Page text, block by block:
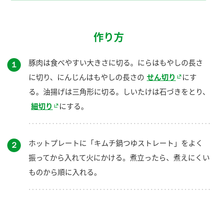
作り方
１
豚肉は食べやすい大きさに切る。にらはもやしの長さ
に切り、にんじんはもやしの長さの せん切り
にす
る。油揚げは三角形に切る。しいたけは石づきをとり、
細切り
にする。
２
ホットプレートに「キムチ鍋つゆストレート」をよく
振ってから入れて火にかける。煮立ったら、煮えにくい
ものから順に入れる。